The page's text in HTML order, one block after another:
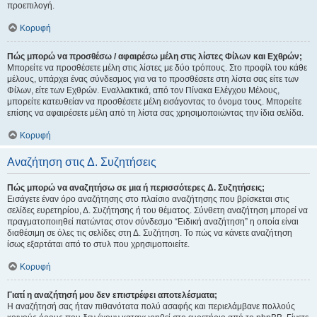
προεπιλογή.
Κορυφή
Πώς μπορώ να προσθέσω / αφαιρέσω μέλη στις λίστες Φίλων και Εχθρών;
Μπορείτε να προσθέσετε μέλη στις λίστες με δύο τρόπους. Στο προφίλ του κάθε
μέλους, υπάρχει ένας σύνδεσμος για να το προσθέσετε στη λίστα σας είτε των
Φίλων, είτε των Εχθρών. Εναλλακτικά, από τον Πίνακα Ελέγχου Μέλους,
μπορείτε κατευθείαν να προσθέσετε μέλη εισάγοντας το όνομα τους. Μπορείτε
επίσης να αφαιρέσετε μέλη από τη λίστα σας χρησιμοποιώντας την ίδια σελίδα.
Κορυφή
Αναζήτηση στις Δ. Συζητήσεις
Πώς μπορώ να αναζητήσω σε μια ή περισσότερες Δ. Συζητήσεις;
Εισάγετε έναν όρο αναζήτησης στο πλαίσιο αναζήτησης που βρίσκεται στις
σελίδες ευρετηρίου, Δ. Συζήτησης ή του θέματος. Σύνθετη αναζήτηση μπορεί να
πραγματοποιηθεί πατώντας στον σύνδεσμο “Ειδική αναζήτηση” η οποία είναι
διαθέσιμη σε όλες τις σελίδες στη Δ. Συζήτηση. Το πώς να κάνετε αναζήτηση
ίσως εξαρτάται από το στυλ που χρησιμοποιείτε.
Κορυφή
Γιατί η αναζήτησή μου δεν επιστρέφει αποτελέσματα;
Η αναζήτησή σας ήταν πιθανότατα πολύ ασαφής και περιελάμβανε πολλούς